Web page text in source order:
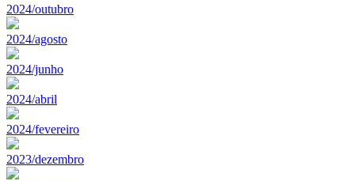
2024/outubro
2024/agosto
2024/junho
2024/abril
2024/fevereiro
2023/dezembro